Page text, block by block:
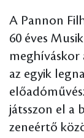
A Pannon
60 éves
meghíváskor
az egyik
játsszon el a
zeneértő